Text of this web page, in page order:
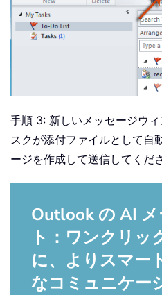
手順 3: 新しいメッセージウ
スクが添付ファイルとして自
ージを作成して送信してくだ
Outlook の AI
ト：ワンクリッ
に、よりスマー
なコミュニケー